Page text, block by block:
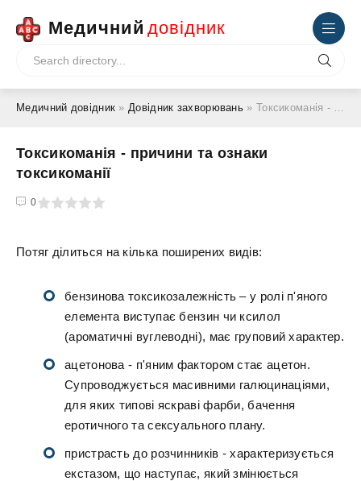
Медичний довідник
Медичний довідник »Довідник захворювань » Токсикоманія - причини та ознаки токсикоманії
Токсикоманія - причини та ознаки
токсикоманії
0
5
Потяг ділиться на кілька поширених видів:
бензинова токсикозалежність – у ролі п'яного
елемента виступає бензин чи ксилол
(ароматичні вуглеводні), має груповий характер.
ацетонова - п'яним фактором стає ацетон.
Супроводжується масивними галюцинаціями,
для яких типові яскраві фарби, бачення
еротичного та сексуального плану.
пристрасть до розчинників - характеризується
екстазом, що наступає, який змінюється